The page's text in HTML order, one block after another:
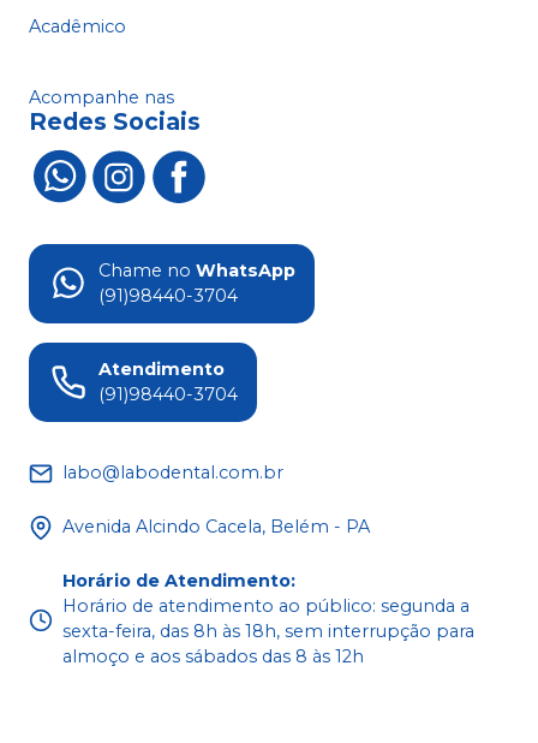
Acadêmico
Acompanhe nas
Redes Sociais
Chame no WhatsApp
(91)98440-3704
Atendimento
(91)98440-3704
labo@labodental.com.br
Avenida Alcindo Cacela, Belém - PA
Horário de Atendimento:
Horário de atendimento ao público: segunda a
sexta-feira, das 8h às 18h, sem interrupção para
almoço e aos sábados das 8 às 12h